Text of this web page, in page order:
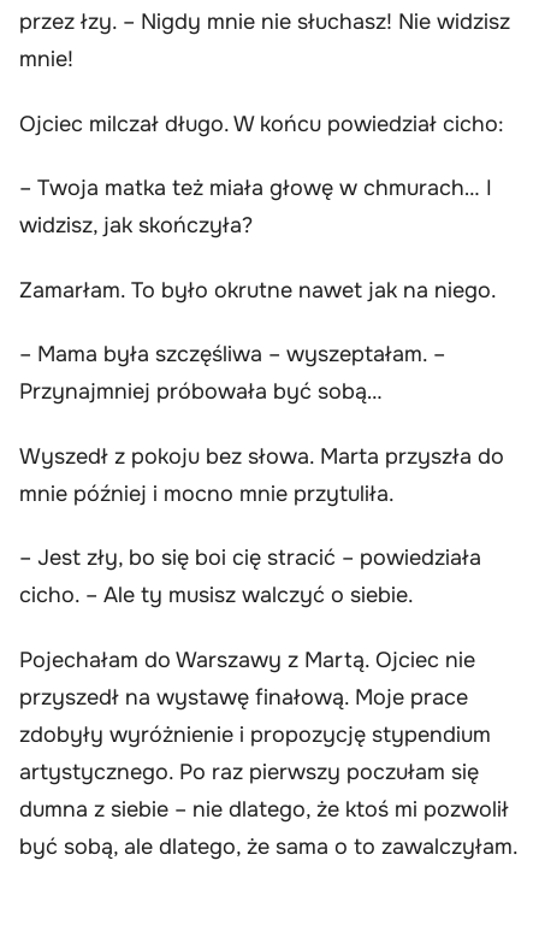
przez łzy. – Nigdy mnie nie słuchasz! Nie widzisz
mnie!
Ojciec milczał długo. W końcu powiedział cicho:
– Twoja matka też miała głowę w chmurach… I
widzisz, jak skończyła?
Zamarłam. To było okrutne nawet jak na niego.
– Mama była szczęśliwa – wyszeptałam. –
Przynajmniej próbowała być sobą…
Wyszedł z pokoju bez słowa. Marta przyszła do
mnie później i mocno mnie przytuliła.
– Jest zły, bo się boi cię stracić – powiedziała
cicho. – Ale ty musisz walczyć o siebie.
Pojechałam do Warszawy z Martą. Ojciec nie
przyszedł na wystawę finałową. Moje prace
zdobyły wyróżnienie i propozycję stypendium
artystycznego. Po raz pierwszy poczułam się
dumna z siebie – nie dlatego, że ktoś mi pozwolił
być sobą, ale dlatego, że sama o to zawalczyłam.